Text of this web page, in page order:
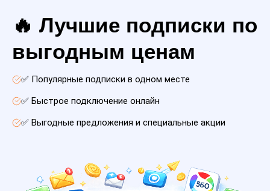
🔥 Лучшие подписки по
выгодным ценам
✅ Популярные подписки в одном месте
✅ Быстрое подключение онлайн
✅ Выгодные предложения и специальные акции